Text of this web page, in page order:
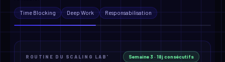
→+50 offres prouvéesdisponibles dans la bibliothèque Scaling
Time Blocking Deep Work Responsabilisation
ROUTINE DU SCALING LAB' Semaine 3 · 18j consécutifs